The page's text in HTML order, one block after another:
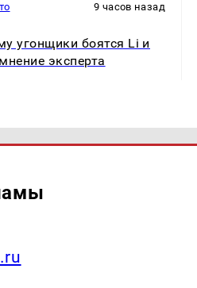
9 часов назад
угонщики боятся Li и
эксперта